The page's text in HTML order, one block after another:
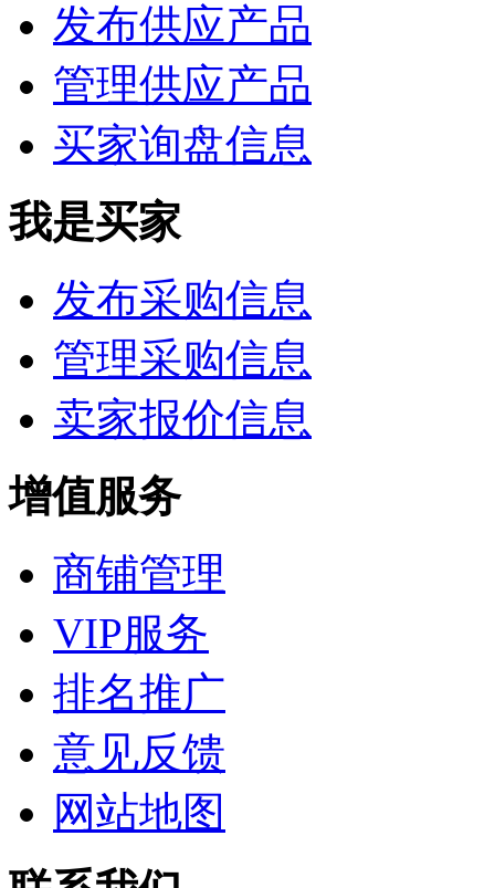
发布供应产品
管理供应产品
买家询盘信息
我是买家
发布采购信息
管理采购信息
卖家报价信息
增值服务
商铺管理
VIP服务
排名推广
意见反馈
网站地图